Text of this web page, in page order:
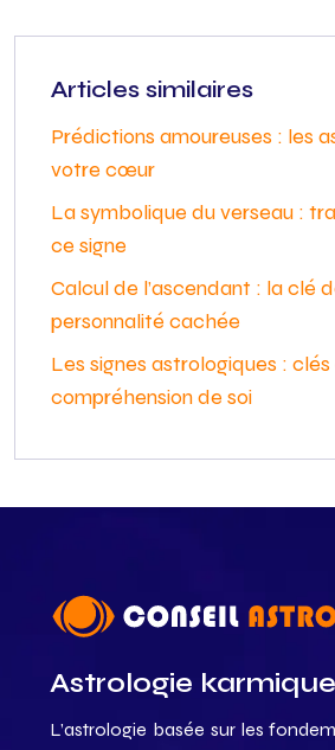
Articles similaires
Prédictions amoureuses : les
votre cœur
La symbolique du verseau :
ce signe
Calcul de l’ascendant : la clé
personnalité cachée
Les signes astrologiques :
compréhension de soi
Astrologie karmique
L’astrologie basée sur les